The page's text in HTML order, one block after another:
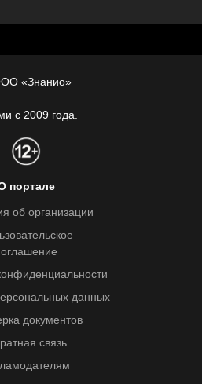
«Знанио»
с 2009 года.
портале
об организации
данных
документов
связь